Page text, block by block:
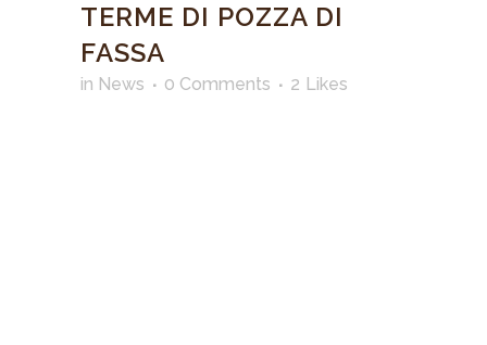
TERME DI POZZA DI
FASSA
in News 0 Comments 2 Likes